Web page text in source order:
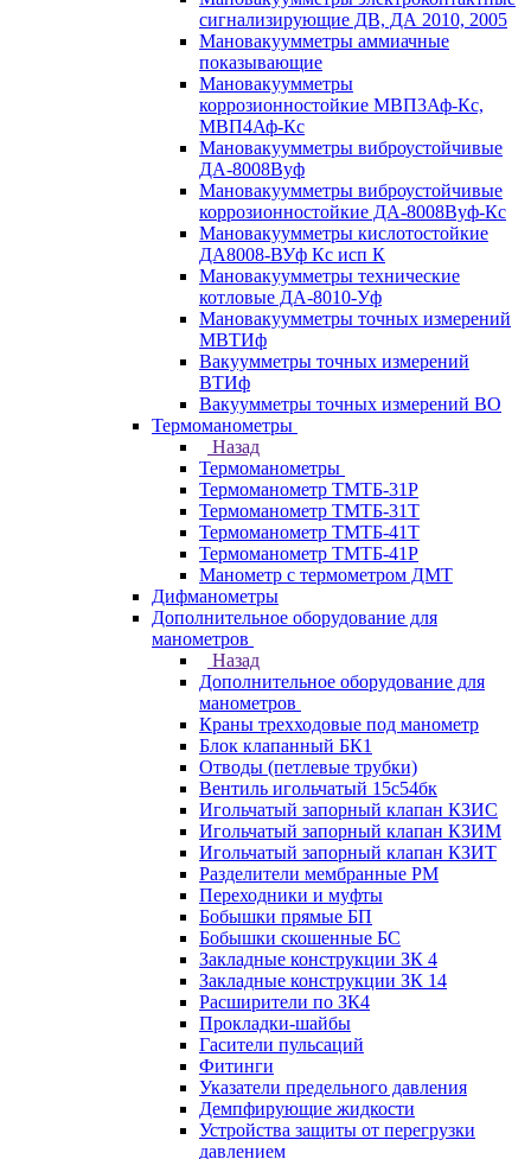
сигнализирующие ДВ, ДА 2010, 2005
Мановакуумметры аммиачные
показывающие
Мановакуумметры
коррозионностойкие МВП3Аф-Кс,
МВП4Аф-Кс
Мановакуумметры виброустойчивые
ДА-8008Вуф
Мановакуумметры виброустойчивые
коррозионностойкие ДА-8008Вуф-Кс
Мановакуумметры кислотостойкие
ДА8008-ВУф Кс исп К
Мановакуумметры технические
котловые ДА-8010-Уф
Мановакуумметры точных измерений
МВТИф
Вакуумметры точных измерений
ВТИф
Вакуумметры точных измерений ВО
Термоманометры
Назад
Термоманометры
Термоманометр ТМТБ-31Р
Термоманометр ТМТБ-31Т
Термоманометр ТМТБ-41Т
Термоманометр ТМТБ-41Р
Манометр с термометром ДМТ
Дифманометры
Дополнительное оборудование для
манометров
Назад
Дополнительное оборудование для
манометров
Краны трехходовые под манометр
Блок клапанный БК1
Отводы (петлевые трубки)
Вентиль игольчатый 15с54бк
Игольчатый запорный клапан КЗИС
Игольчатый запорный клапан КЗИМ
Игольчатый запорный клапан КЗИТ
Разделители мембранные РМ
Переходники и муфты
Бобышки прямые БП
Бобышки скошенные БС
Закладные конструкции ЗК 4
Закладные конструкции ЗК 14
Расширители по ЗК4
Прокладки-шайбы
Гасители пульсаций
Фитинги
Указатели предельного давления
Демпфирующие жидкости
Устройства защиты от перегрузки
давлением